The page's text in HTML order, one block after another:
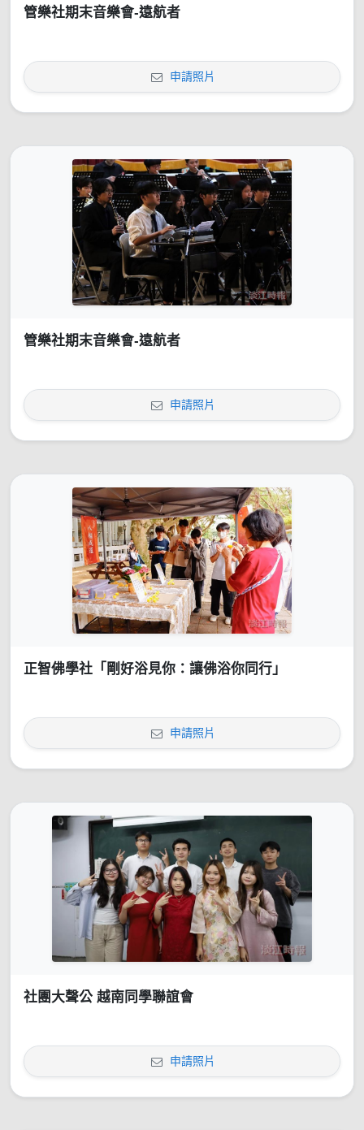
管樂社期末音樂會-遠航者
申請照片
管樂社期末音樂會-遠航者
申請照片
正智佛學社「剛好浴見你：讓佛浴你同行」
申請照片
社團大聲公 越南同學聯誼會
申請照片